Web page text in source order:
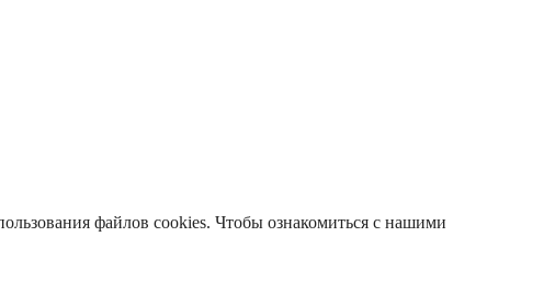
файлов cookies. Чтобы ознакомиться с нашими